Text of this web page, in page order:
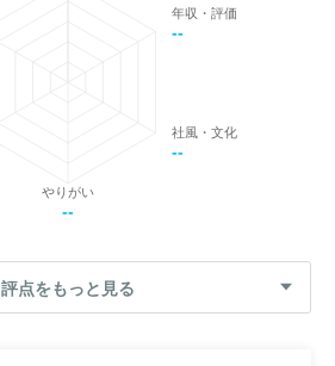
年収・評価
--
社風・文化
--
やりがい
--
評点をもっと見る